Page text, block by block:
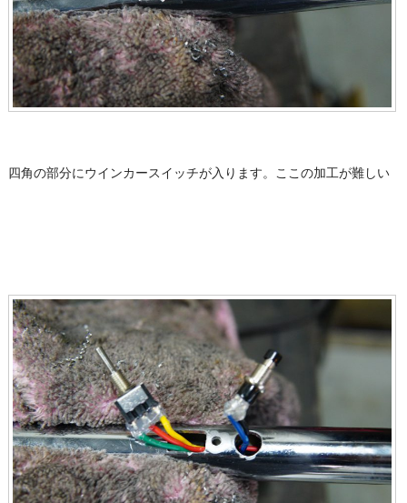
四角の部分にウインカースイッチが入ります。ここの加工が難しい